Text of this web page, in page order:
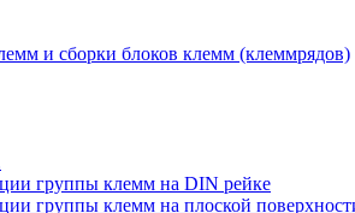
и сборки блоков клемм (клеммрядов)
группы клемм на DIN рейке
группы клемм на плоской